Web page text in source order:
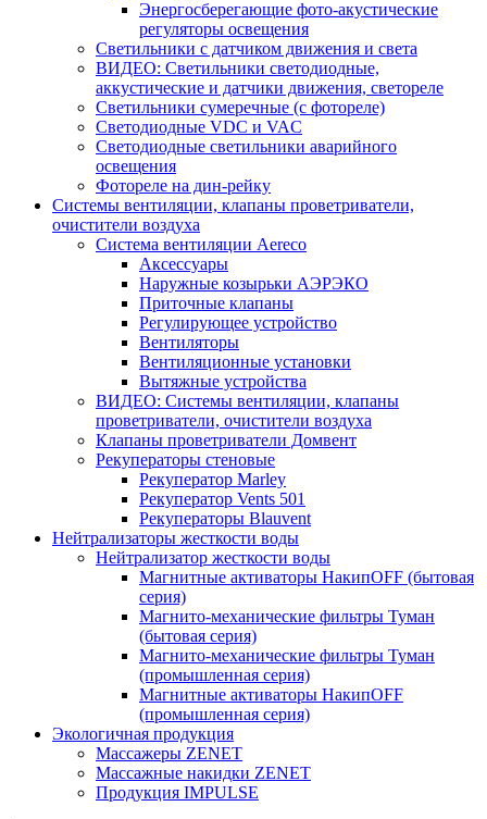
Энергосберегающие фото-акустические
регуляторы освещения
Светильники с датчиком движения и света
ВИДЕО: Светильники светодиодные,
аккустические и датчики движения, светореле
Светильники сумеречные (с фотореле)
Светодиодные VDC и VAC
Светодиодные светильники аварийного
освещения
Фотореле на дин-рейку
Системы вентиляции, клапаны проветриватели,
очистители воздуха
Система вентиляции Aereco
Аксессуары
Наружные козырьки АЭРЭКО
Приточные клапаны
Регулирующее устройство
Вентиляторы
Вентиляционные установки
Вытяжные устройства
ВИДЕО: Системы вентиляции, клапаны
проветриватели, очистители воздуха
Клапаны проветриватели Домвент
Рекуператоры стеновые
Рекуператор Marley
Рекуператор Vents 501
Рекуператоры Blauvent
Нейтрализаторы жесткости воды
Нейтрализатор жесткости воды
Магнитные активаторы НакипOFF (бытовая
серия)
Магнито-механические фильтры Туман
(бытовая серия)
Магнито-механические фильтры Туман
(промышленная серия)
Магнитные активаторы НакипOFF
(промышленная серия)
Экологичная продукция
Массажеры ZENET
Массажные накидки ZENET
Продукция IMPULSE